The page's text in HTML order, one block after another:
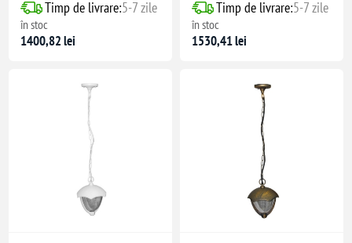
Timp de livrare:5-7 zile
în stoc
1400,82 lei
Timp de livrare:5-7 zile
în stoc
1530,41 lei